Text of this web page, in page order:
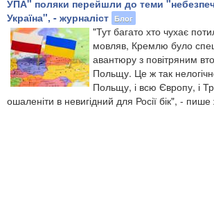
УПА" поляки перейшли до теми
Україна", - журналіст Блог
"Тут багато хто чухає
мовляв, Кремлю було
авантюру з повітряним
Польщу. Це ж так
Польщу, і всю Європу, і
ошаленіти в невигідний для Росії бік", -